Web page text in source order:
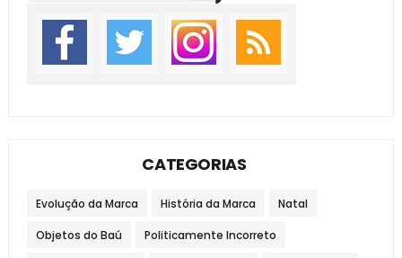
CATEGORIAS
Evolução da Marca História da Marca Natal
Objetos do Baú Politicamente Incorreto